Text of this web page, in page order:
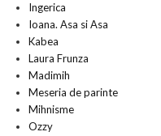
Ingerica
Ioana. Asa si Asa
Kabea
Laura Frunza
Madimih
Meseria de parinte
Mihnisme
Ozzy